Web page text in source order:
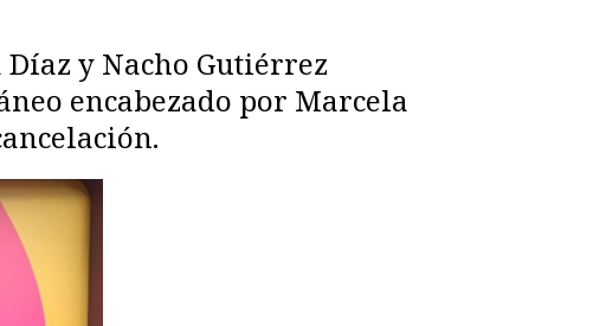
y Nacho Gutiérrez
encabezado por Marcela